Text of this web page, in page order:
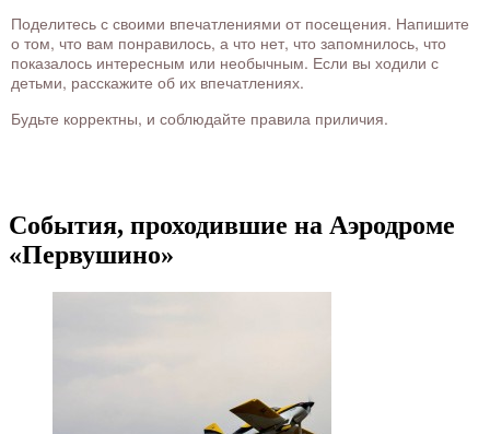
Поделитесь с своими впечатлениями от посещения. Напишите
о том, что вам понравилось, а что нет, что запомнилось, что
показалось интересным или необычным. Если вы ходили с
детьми, расскажите об их впечатлениях.
Будьте корректны, и соблюдайте правила приличия.
События, проходившие на Аэродроме
«Первушино»